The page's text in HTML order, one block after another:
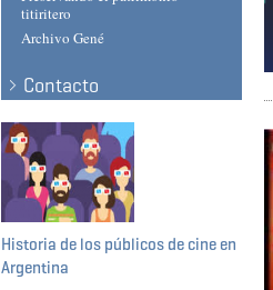
titiritero
Archivo Gené
Contacto
Historia de los públicos de cine en
Argentina